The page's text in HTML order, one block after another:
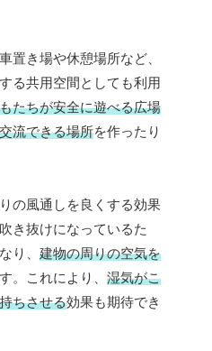
置き場や休憩場所など、
る共用空間としても利用
たちが安全に遊べる広場
流できる場所を作ったり
の風通しを良くする効果
き抜けになっているた
り、 建物の周りの空気を
。これにより、 湿気がこ
ちさせる効果も期待でき